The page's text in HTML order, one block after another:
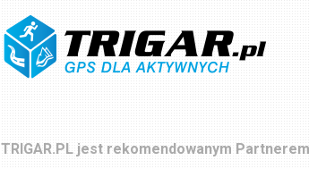
TRIGAR.PL jest rekomendowanym Partnerem